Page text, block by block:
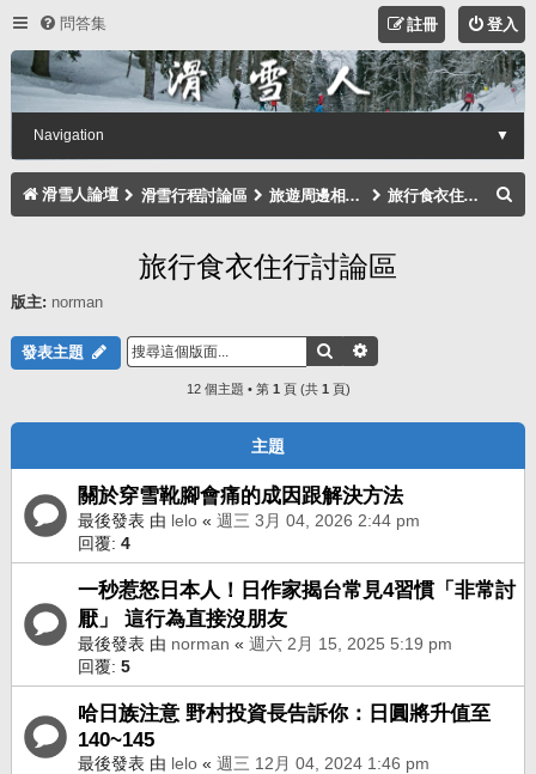
問答集 登入
註冊
Navigation ▼
滑雪人論壇 滑雪行程討論區 旅遊周邊相關注意事項討論區 旅行食衣住行討論區
旅行食衣住行討論區
版主: norman
發表主題 搜尋
12 個主題 • 第 1 頁 (共 1 頁)
主題
關於穿雪靴腳會痛的成因跟解決方法
最後發表 由 lelo « 週三 3月 04, 2026 2:44 pm
回覆: 4
一秒惹怒日本人！日作家揭台常見4習慣「非常討
厭」 這行為直接沒朋友
最後發表 由 norman « 週六 2月 15, 2025 5:19 pm
回覆: 5
哈日族注意 野村投資長告訴你：日圓將升值至
140~145
最後發表 由 lelo « 週三 12月 04, 2024 1:46 pm